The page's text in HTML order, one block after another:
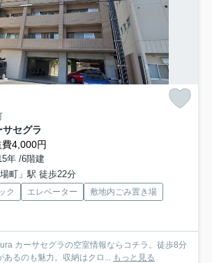
セグラ
4,000円
年 /6階建
町」駅 徒歩22分
ク エレベーター
敷地内ごみ置き場
カーサセグラの空室情報ならコチラ。徒歩8分
あるのも魅力。収納はクロ... もっと見る